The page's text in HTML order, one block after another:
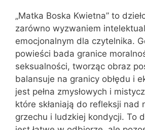
„Matka Boska Kwietna” to
zarówno wyzwaniem
emocjonalnym dla czytelnika.
powieści bada granice
seksualności, tworząc obraz
balansuje na granicy obłędu i
jest pełna zmysłowych i
które skłaniają do refleksji nad
grzechu i ludzkiej kondycji. To